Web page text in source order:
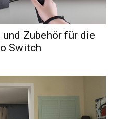
Zubehör für die
Switch